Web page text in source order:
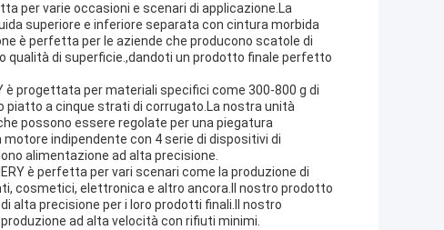
per varie occasioni e scenari di applicazione.La
superiore e inferiore separata con cintura morbida
è perfetta per le aziende che producono scatole di
qualità di superficie.,dandoti un prodotto finale perfetto
è progettata per materiali specifici come 300-800 g di
piatto a cinque strati di corrugato.La nostra unità
possono essere regolate per una piegatura
indipendente con 4 serie di dispositivi di
alimentazione ad alta precisione.
è perfetta per vari scenari come la produzione di
cosmetici, elettronica e altro ancora.Il nostro prodotto
alta precisione per i loro prodotti finali.Il nostro
ad alta velocità con rifiuti minimi.